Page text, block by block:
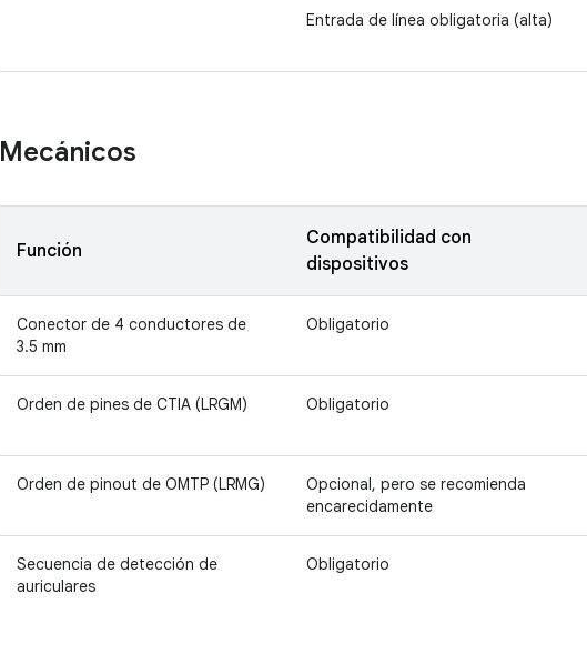
Entrada de línea obligatoria (alta)
Mecánicos
Función
Compatibilidad con
dispositivos
Conector de 4 conductores de
3.5 mm
Obligatorio
Orden de pines de CTIA (LRGM) Obligatorio
Orden de pinout de OMTP (LRMG)
Opcional, pero se recomienda
encarecidamente
Secuencia de detección de
auriculares
Obligatorio